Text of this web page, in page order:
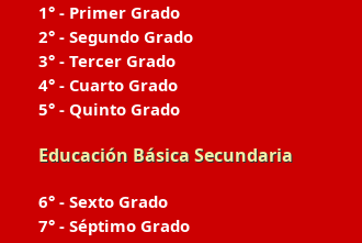
1° - Primer Grado
2° - Segundo Grado
3° - Tercer Grado
4° - Cuarto Grado
5° - Quinto Grado
Educación Básica Secundaria
6° - Sexto Grado
7° - Séptimo Grado